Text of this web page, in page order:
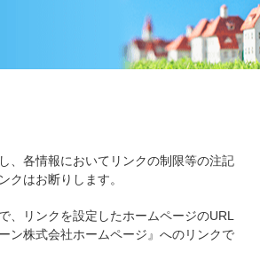
、各情報においてリンクの制限等の注記
クはお断りします。
、リンクを設定したホームページのURL
ン株式会社ホームページ』へのリンクで